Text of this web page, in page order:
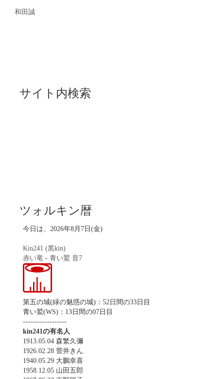
和田誠
サイト内検索
ツォルキン暦
今日は、2026年8月7日(金)
Kin241 (黒kin)
赤い竜 - 青い鷲 音7
第五の城(緑の魅惑の城)：52日間の33日目
青い鷲(WS)：13日間の07日目
------------------
kin241の有名人
1913.05.04 森繁久彌
1926.02.28 菅井きん
1940.05.29 大鵬幸喜
1958.12.05 山田五郎